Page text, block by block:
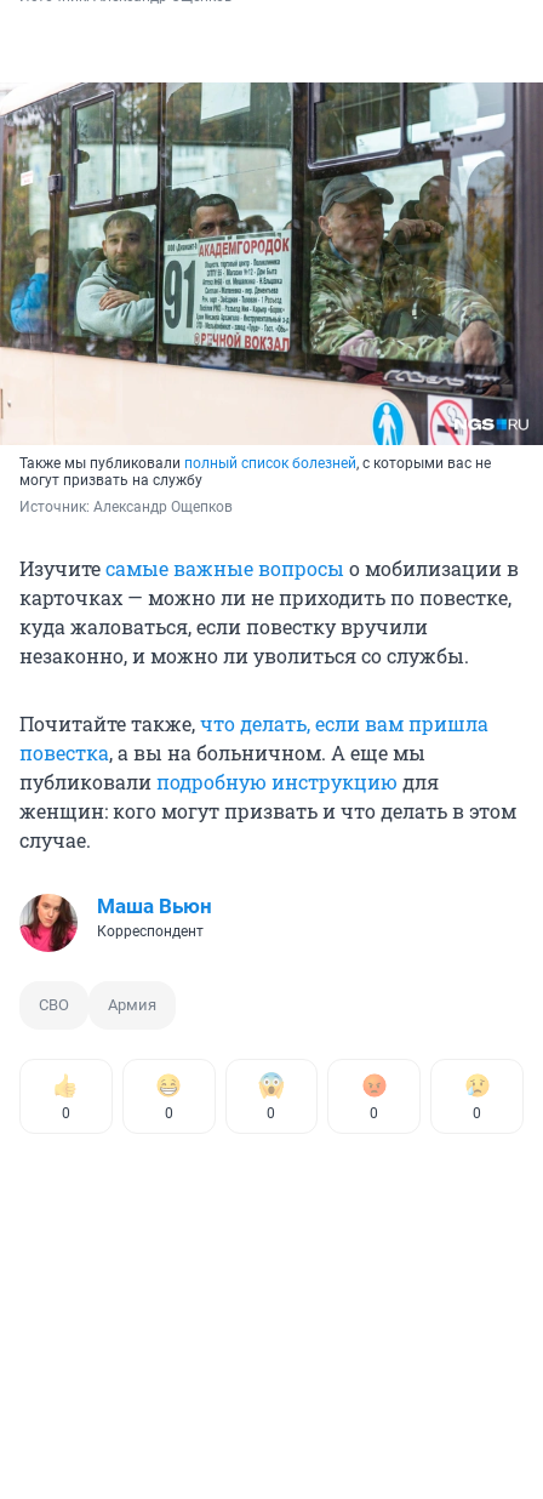
Также мы публиковали полный список болезней, с которыми вас не
могут призвать на службу
Источник: Александр Ощепков
Изучитесамые важные вопросы о мобилизации в
карточках — можно ли не приходить по повестке,
куда жаловаться, если повестку вручили
незаконно, и можно ли уволиться со службы.
Почитайте также,что делать, если вам пришла
повестка, а вы на больничном. А еще мы
публиковалиподробную инструкцию для
женщин: кого могут призвать и что делать в этом
случае.
Маша Вьюн
Корреспондент
СВО Армия
0 0 0 0 0